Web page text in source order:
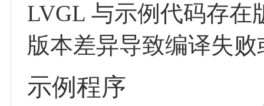
LVGL 与示例代码存
版本差异导致编译失
示例程序